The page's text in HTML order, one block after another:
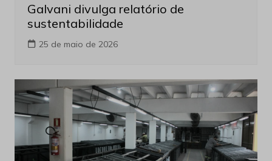
Galvani divulga relatório de
sustentabilidade
25 de maio de 2026